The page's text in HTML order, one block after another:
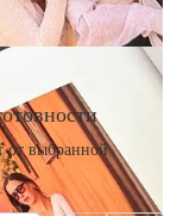
от выбранной